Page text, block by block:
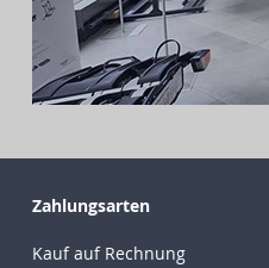
Zahlungsarten
Kauf auf Rechnung